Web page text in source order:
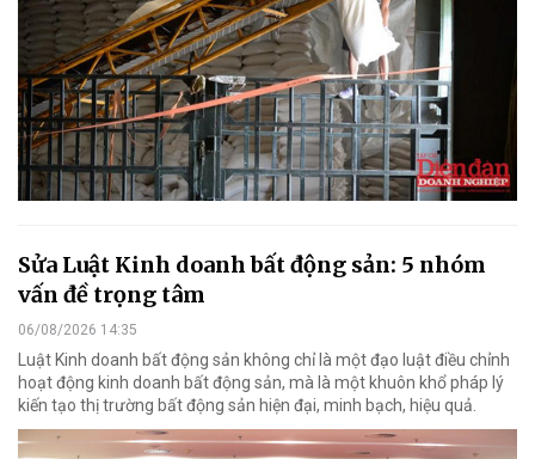
Sửa Luật Kinh doanh bất động sản: 5 nhóm
vấn đề trọng tâm
06/08/2026 14:35
Luật Kinh doanh bất động sản không chỉ là một đạo luật điều chỉnh
hoạt động kinh doanh bất động sản, mà là một khuôn khổ pháp lý
kiến tạo thị trường bất động sản hiện đại, minh bạch, hiệu quả.